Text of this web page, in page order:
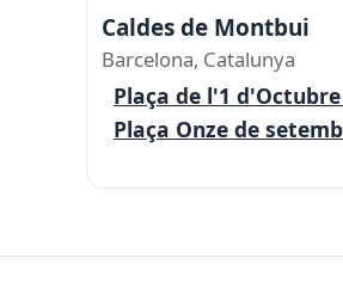
Caldes de Montbui
Barcelona, Catalunya
Plaça de l'1 d'Octubre
Plaça Onze de